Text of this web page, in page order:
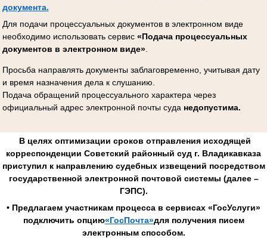
документа.
Для подачи процессуальных документов в электронном виде
необходимо использовать сервис «Подача процессуальных
документов в электронном виде».
Просьба направлять документы заблаговременно, учитывая дату
и время назначения дела к слушанию.
Подача обращений процессуального характера через
официальный адрес электронной почты суда недопустима.
В целях оптимизации сроков отправления исходящей
корреспонденции Советский районный суд г. Владикавказа
приступил к направлению судебных извещений посредством
государственной электронной почтовой системы (далее –
ГЭПС).
• Предлагаем участникам процесса в сервисах «ГосУслуги»
подключить опцию«ГосПочта»для получения писем
электронным способом.